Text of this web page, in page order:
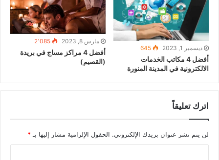
ديسمبر 1, 2023 645
أفضل 4 مكاتب الخدمات
الالكترونية في المدينة المنورة
مارس 8, 2023 2٬085
أفضل 4 مراكز مساج في بريدة
(القصيم)
اترك تعليقاً
لن يتم نشر عنوان بريدك الإلكتروني. الحقول الإلزامية مشار إليها بـ *